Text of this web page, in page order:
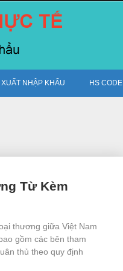
NHẬP KHẨU HS CODE
Từ Kèm
thương giữa Việt Nam
gồm các bên tham
thủ theo quy định